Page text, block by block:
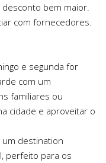
bem maior.
com fornecedores.
e segunda for
com um
familiares ou
cidade e aproveitar o
destination
perfeito para os